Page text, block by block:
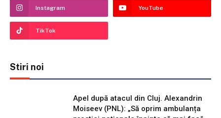
Instagram YouTube
TikTok
Stiri noi
Apel după atacul din Cluj. Alexandrin
Moiseev (PNL): „Să oprim ambulanța